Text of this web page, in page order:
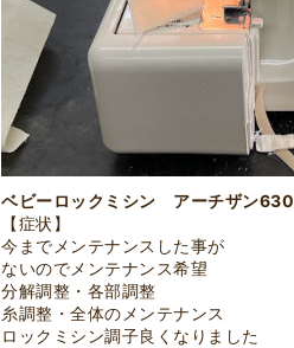
ベビーロックミシン アーチザン630
【症状】
今までメンテナンスした事が
ないのでメンテナンス希望
分解調整・各部調整
糸調整・全体のメンテナンス
ロックミシン調子良くなりました